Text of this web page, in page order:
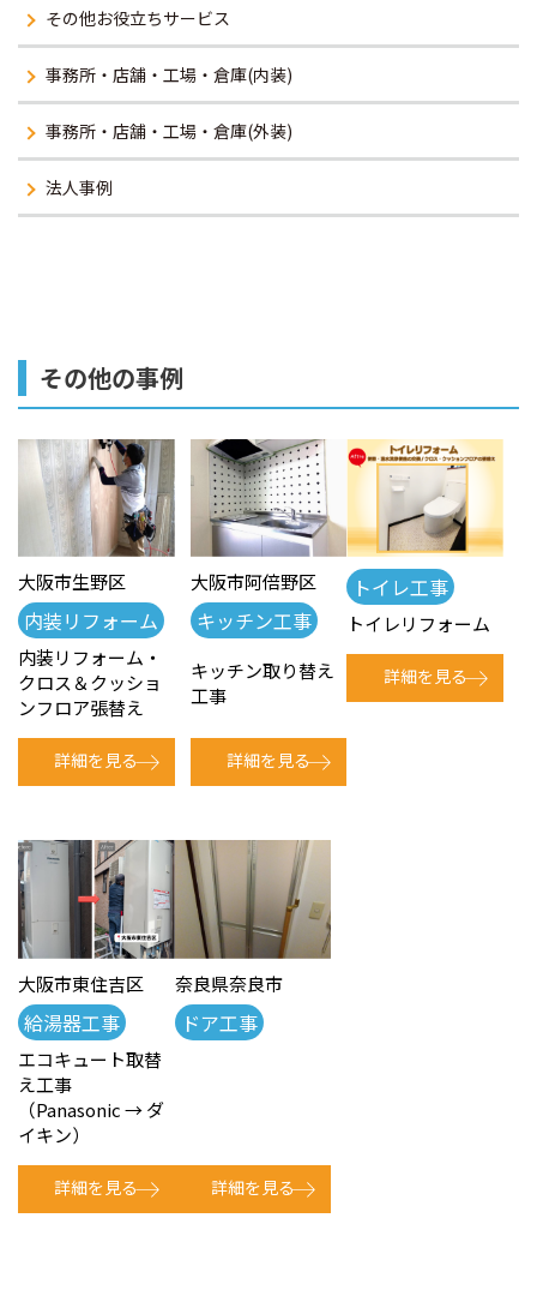
その他お役立ちサービス
事務所・店舗・工場・倉庫(内装)
事務所・店舗・工場・倉庫(外装)
法人事例
その他の事例
大阪市生野区
内装リフォーム
内装リフォーム・
クロス＆クッショ
ンフロア張替え
詳細を見る
大阪市阿倍野区
キッチン工事
キッチン取り替え
工事
詳細を見る
トイレ工事
トイレリフォーム
詳細を見る
大阪市東住吉区
給湯器工事
エコキュート取替
え工事
（Panasonic → ダ
イキン）
詳細を見る
奈良県奈良市
ドア工事
詳細を見る